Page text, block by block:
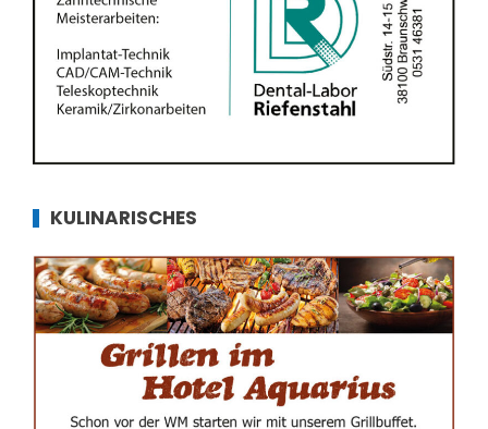
KULINARISCHES